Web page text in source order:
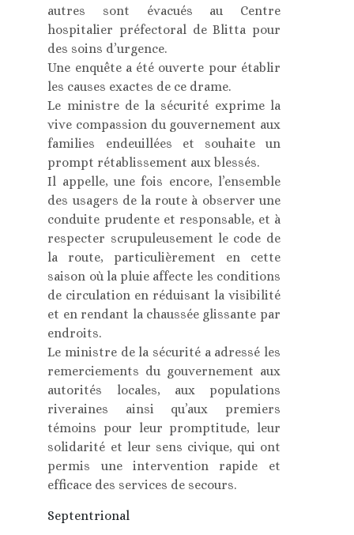
autres sont évacués au Centre
hospitalier préfectoral de Blitta pour
des soins d’urgence.
Une enquête a été ouverte pour établir
les causes exactes de ce drame.
Le ministre de la sécurité exprime la
vive compassion du gouvernement aux
families endeuillées et souhaite un
prompt rétablissement aux blessés.
Il appelle, une fois encore, l’ensemble
des usagers de la route à observer une
conduite prudente et responsable, et à
respecter scrupuleusement le code de
la route, particulièrement en cette
saison où la pluie affecte les conditions
de circulation en réduisant la visibilité
et en rendant la chaussée glissante par
endroits.
Le ministre de la sécurité a adressé les
remerciements du gouvernement aux
autorités locales, aux populations
riveraines ainsi qu’aux premiers
témoins pour leur promptitude, leur
solidarité et leur sens civique, qui ont
permis une intervention rapide et
efficace des services de secours.
Septentrional